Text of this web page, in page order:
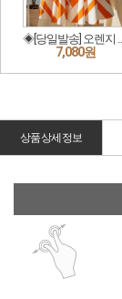
상품상세정보